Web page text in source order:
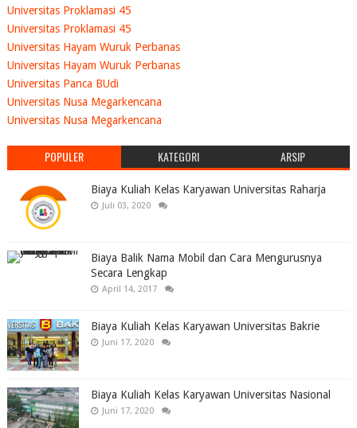
Universitas Proklamasi 45
Universitas Proklamasi 45
Universitas Hayam Wuruk Perbanas
Universitas Hayam Wuruk Perbanas
Universitas Panca BUdi
Universitas Nusa Megarkencana
Universitas Nusa Megarkencana
POPULER KATEGORI ARSIP
Biaya Kuliah Kelas Karyawan Universitas Raharja
Juli 03, 2020
Biaya Balik Nama Mobil dan Cara Mengurusnya
Secara Lengkap
April 14, 2017
Biaya Kuliah Kelas Karyawan Universitas Bakrie
Juni 17, 2020
Biaya Kuliah Kelas Karyawan Universitas Nasional
Juni 17, 2020